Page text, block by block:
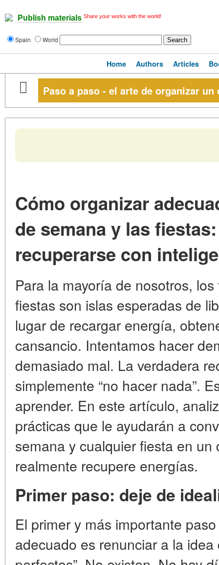
Publish materials Share your works with the world!
Spain World
Home Authors Articles
Paso a paso - el arte de organizar
Cómo organizar
de semana y las
recuperarse con
Para la mayoría de nosotros,
fiestas son islas esperadas de
lugar de recargar energía,
cansancio. Intentamos hacer
demasiado mal. La verdadera
simplemente “no hacer nada”.
aprender. En este artículo,
prácticas que le ayudarán a
semana y cualquier fiesta en
realmente recupere energías.
Primer paso: deje de
El primer y más importante
adecuado es renunciar a la idea